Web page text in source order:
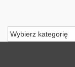
Kategorie